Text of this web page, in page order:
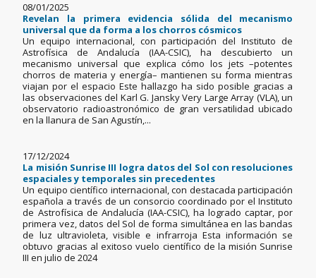
08/01/2025
Revelan la primera evidencia sólida del mecanismo
universal que da forma a los chorros cósmicos
Un equipo internacional, con participación del Instituto de
Astrofísica de Andalucía (IAA-CSIC), ha descubierto un
mecanismo universal que explica cómo los jets –potentes
chorros de materia y energía– mantienen su forma mientras
viajan por el espacio Este hallazgo ha sido posible gracias a
las observaciones del Karl G. Jansky Very Large Array (VLA), un
observatorio radioastronómico de gran versatilidad ubicado
en la llanura de San Agustín,...
17/12/2024
La misión Sunrise III logra datos del Sol con resoluciones
espaciales y temporales sin precedentes
Un equipo científico internacional, con destacada participación
española a través de un consorcio coordinado por el Instituto
de Astrofísica de Andalucía (IAA-CSIC), ha logrado captar, por
primera vez, datos del Sol de forma simultánea en las bandas
de luz ultravioleta, visible e infrarroja Esta información se
obtuvo gracias al exitoso vuelo científico de la misión Sunrise
III en julio de 2024